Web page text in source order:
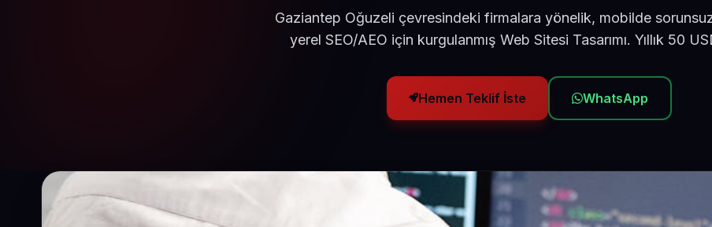
Gaziantep Oğuzeli çevresindeki firmalara yönelik, mobilde
yerel SEO/AEO için kurgulanmış Web Sitesi Tasarımı. Yıllık 50
Hemen Teklif İste WhatsApp